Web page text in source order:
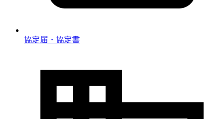
協定届・協定書